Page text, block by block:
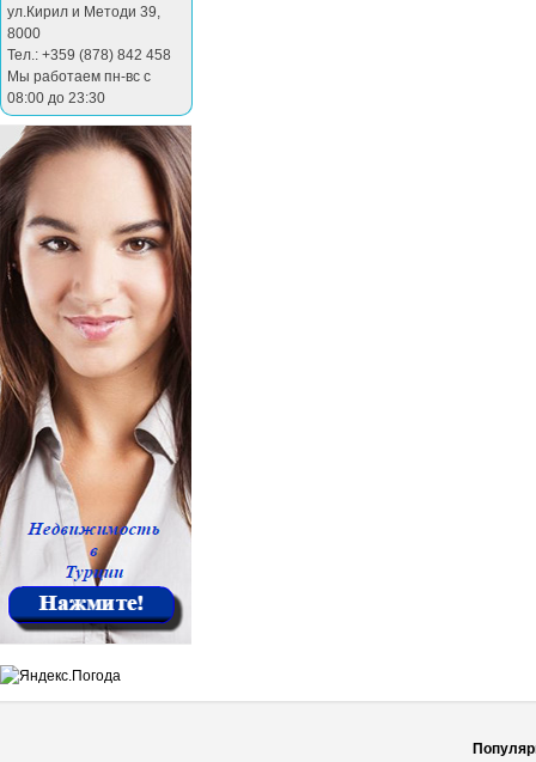
ул.Кирил и Методи 39,
8000
Тел.: +359 (878) 842 458
Мы работаем пн-вс с
08:00 до 23:30